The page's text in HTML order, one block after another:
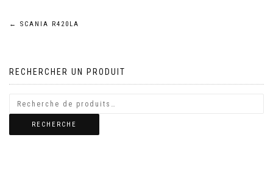
Navigation
l’article
← SCANIA R420LA
RECHERCHER UN PRODUIT
RECHERCHE